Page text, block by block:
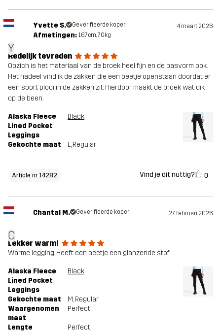
Y
Yvette S. Geverifieerde koper 4 maart 2026
Afmetingen: 167cm, 70kg
Redelijk tevreden
Opzich is het materiaal van de broek heel fijn en de pasvorm ook.
Het nadeel vind ik de zakken die een beetje openstaan doordat er
een soort plooi in de zakken zit. Hierdoor maakt de broek wat dik
op de been.
Alaska Fleece
Lined Pocket
Leggings
Black
Gekochte maat L, Regular
Article nr 14282 Vind je dit nuttig? 0
C
Chantal M. Geverifieerde koper 27 februari 2026
Lekker warm!
Warme legging. Heeft een beetje een glanzende stof
Alaska Fleece
Lined Pocket
Leggings
Black
Gekochte maat M, Regular
Waargenomen
maat
Perfect
Lengte Perfect